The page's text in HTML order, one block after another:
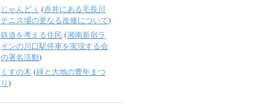
じゃんどぅ (赤井にある毛長川
テニス場の更なる改修について)
鉄道を考える住民 (湘南新宿ラ
インの川口駅停車を実現する会
の署名活動)
くすの木 (緑と大地の豊年まつ
り)